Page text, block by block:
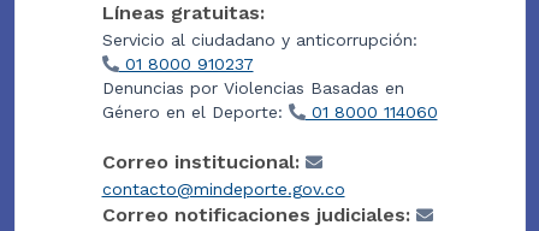
Líneas gratuitas:
Servicio al ciudadano y anticorrupción:
01 8000 910237
Denuncias por Violencias Basadas en
Género en el Deporte:
01 8000 114060
Correo institucional:
contacto@mindeporte.gov.co
Correo notificaciones judiciales: